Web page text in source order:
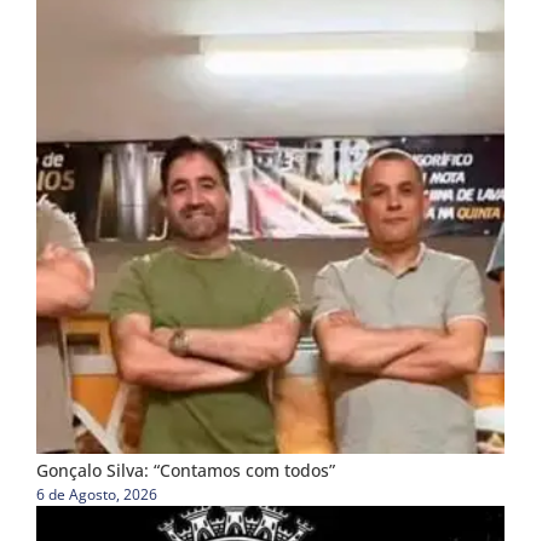
Gonçalo Silva: “Contamos com todos”
6 de Agosto, 2026